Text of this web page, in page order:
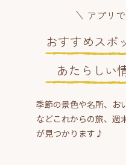
アプリ
おすすめスポ
あたらしい
季節の景色や名所、お
などこれからの旅、週
が見つかります♪